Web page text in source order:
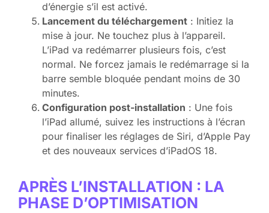
d’énergie s’il est activé.
Lancement du téléchargement : Initiez la
mise à jour. Ne touchez plus à l’appareil.
L’iPad va redémarrer plusieurs fois, c’est
normal. Ne forcez jamais le redémarrage si la
barre semble bloquée pendant moins de 30
minutes.
Configuration post-installation : Une fois
l’iPad allumé, suivez les instructions à l’écran
pour finaliser les réglages de Siri, d’Apple Pay
et des nouveaux services d’iPadOS 18.
APRÈS L’INSTALLATION : LA
PHASE D’OPTIMISATION